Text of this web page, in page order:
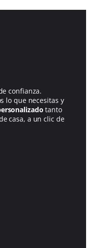
confianza.
lo que necesitas y
tanto
casa, a un clic de